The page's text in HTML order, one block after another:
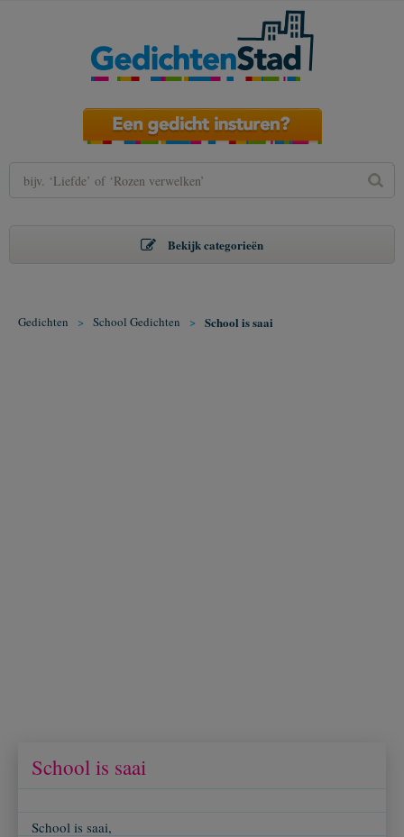
Bekijk categorieën
Gedichten > School Gedichten > School is saai
School is saai
School is saai,